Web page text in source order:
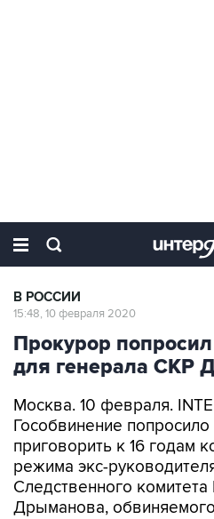
В РОССИИ
15:48, 10 февраля 2020
Прокурор
для генерала СКР
Москва. 10 февраля.
Гособвинение
приговорить к 16 годам
режима экс-
Следственного
Дрыманова,